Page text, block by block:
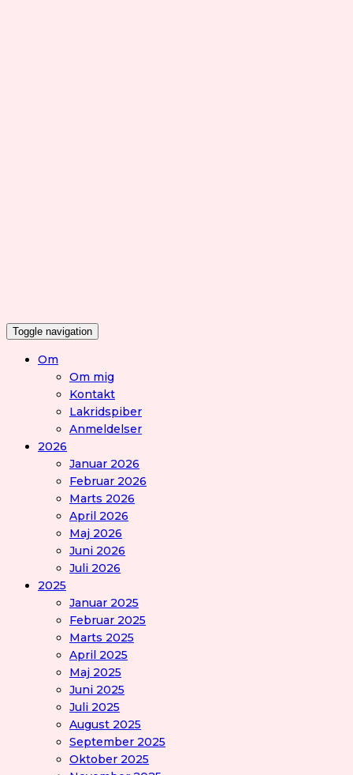
Toggle navigation
Om
Om mig
Kontakt
Lakridspiber
Anmeldelser
2026
Januar 2026
Februar 2026
Marts 2026
April 2026
Maj 2026
Juni 2026
Juli 2026
2025
Januar 2025
Februar 2025
Marts 2025
April 2025
Maj 2025
Juni 2025
Juli 2025
August 2025
September 2025
Oktober 2025